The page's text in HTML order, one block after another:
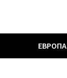
ЕВРОПА